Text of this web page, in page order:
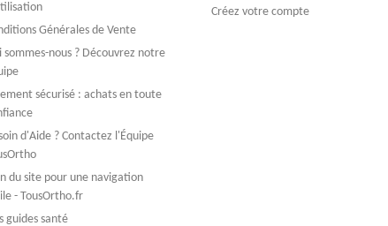
Générales de Vente
sommes-nous ? Découvrez notre
sécurisé : achats en toute
d'Aide ? Contactez l'Équipe
du site pour une navigation
- TousOrtho.fr
guides santé
Créez votre compte